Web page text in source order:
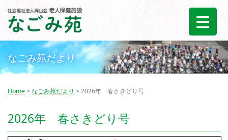
なごみ苑だより
Home> なごみ苑だより > 2026年 春さきどり号
2026年 春さきどり号